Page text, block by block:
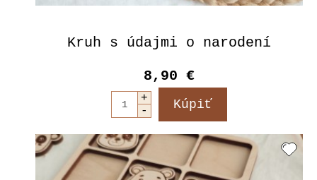
Kruh s údajmi o narodení
8,90 €